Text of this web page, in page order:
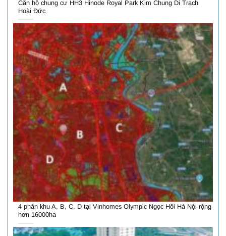
Căn hộ chung cư HH3 Hinode Royal Park Kim Chung Di Trạch
Hoài Đức
4 phân khu A, B, C, D tại Vinhomes Olympic Ngọc Hồi Hà Nội rộng
hơn 16000ha